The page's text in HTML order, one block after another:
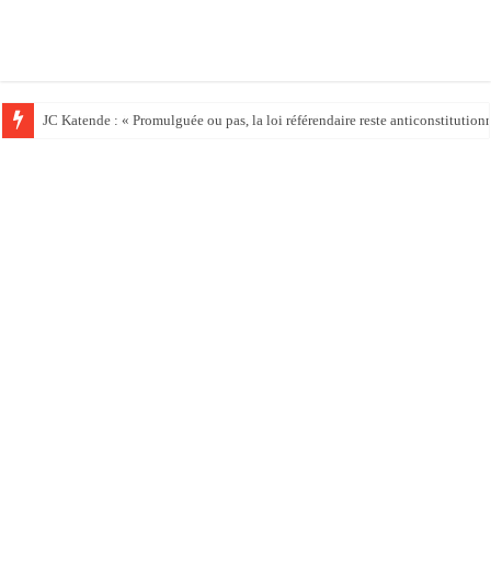
JC Katende : « Promulguée ou pas, la loi référendaire reste